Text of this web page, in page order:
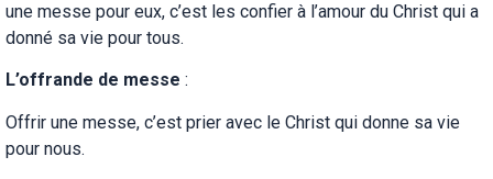
une messe pour eux, c’est les confier à l’amour du Christ qui a
donné sa vie pour tous.
L’offrande de messe :
Offrir une messe, c’est prier avec le Christ qui donne sa vie
pour nous.